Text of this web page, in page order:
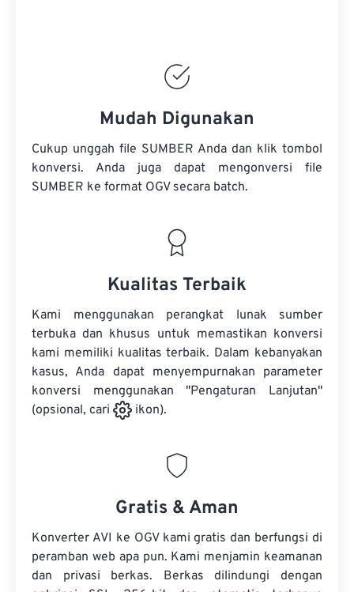
Mudah Digunakan
Cukup unggah file SUMBER Anda dan klik tombol
konversi. Anda juga dapat mengonversi file
SUMBER ke format OGV secara batch.
Kualitas Terbaik
Kami menggunakan perangkat lunak sumber
terbuka dan khusus untuk memastikan konversi
kami memiliki kualitas terbaik. Dalam kebanyakan
kasus, Anda dapat menyempurnakan parameter
konversi menggunakan "Pengaturan Lanjutan"
(opsional, cari
ikon).
Gratis & Aman
Konverter AVI ke OGV kami gratis dan berfungsi di
peramban web apa pun. Kami menjamin keamanan
dan privasi berkas. Berkas dilindungi dengan